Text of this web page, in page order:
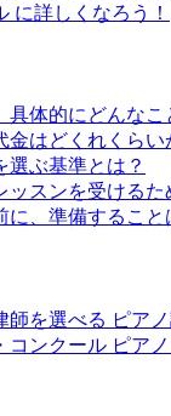
に詳しくなろう！
具体的にどんなこ
金はどくれくらい
選ぶ基準とは？
ッスンを受ける
に、準備すること
師を選べる ピアノ
コンクール ピア